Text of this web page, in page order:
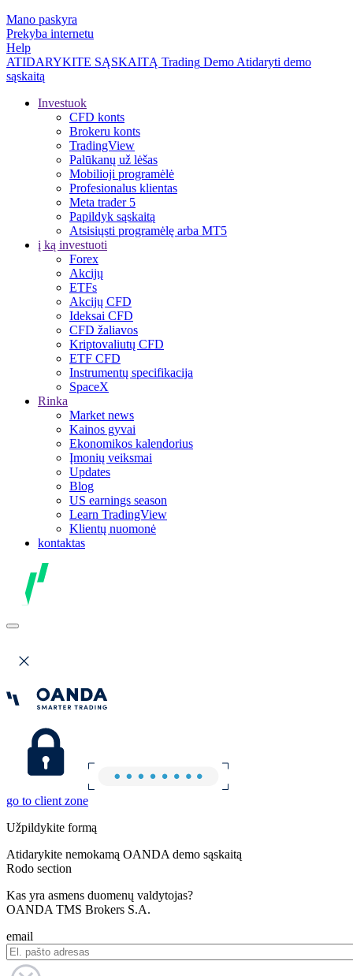
Mano paskyra
Prekyba internetu
Help
ATIDARYKITE SĄSKAITĄ Trading Demo Atidaryti demo
sąskaitą
Investuok
CFD konts
Brokeru konts
TradingView
Palūkanų už lėšas
Mobilioji programėlė
Profesionalus klientas
Meta trader 5
Papildyk sąskaitą
Atsisiųsti programėlę arba MT5
į ką investuoti
Forex
Akcijų
ETFs
Akcijų CFD
Ideksai CFD
CFD žaliavos
Kriptovaliutų CFD
ETF CFD
Instrumentų specifikacija
SpaceX
Rinka
Market news
Kainos gyvai
Ekonomikos kalendorius
Įmonių veiksmai
Updates
Blog
US earnings season
Learn TradingView
Klientų nuomonė
kontaktas
go to client zone
Užpildykite formą
Atidarykite nemokamą OANDA demo sąskaitą
Rodo section
Kas yra asmens duomenų valdytojas?
OANDA TMS Brokers S.A.
email